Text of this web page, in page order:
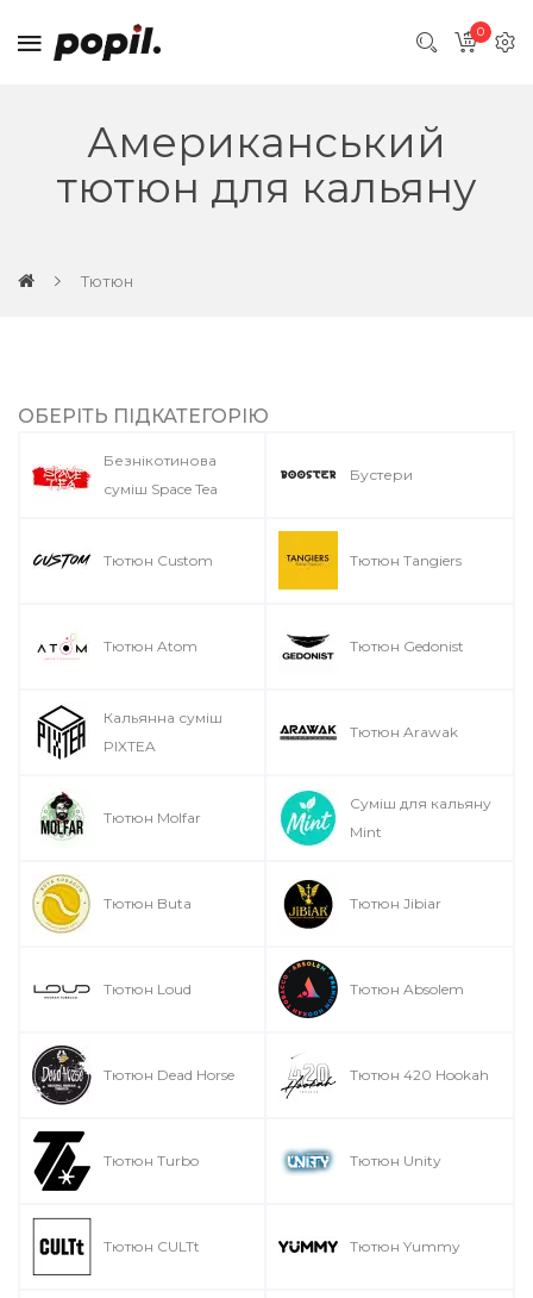
0
Американський
тютюн для кальяну
Тютюн
ОБЕРІТЬ ПІДКАТЕГОРІЮ
Безнікотинова
суміш Space Tea
Бустери
Тютюн Custom Тютюн Tangiers
Тютюн Atom Тютюн Gedonist
Кальянна суміш
PIXTEA
Тютюн Arawak
Тютюн Molfar
Суміш для кальяну
Mint
Тютюн Buta Тютюн Jibiar
Тютюн Loud Тютюн Absolem
Тютюн Dead Horse Тютюн 420 Hookah
Тютюн Turbo Тютюн Unity
Тютюн CULTt Тютюн Yummy